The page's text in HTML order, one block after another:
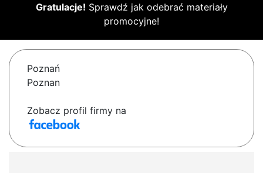
Gratulacje! Sprawdź jak odebrać materiały
promocyjne!
Poznań
Poznan
Zobacz profil firmy na